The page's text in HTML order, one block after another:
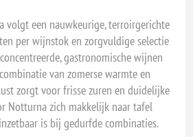
volgt een nauwkeurige, terroirgerichte
per wijnstok en zorgvuldige selectie
gastronomische wijnen
van zomerse warmte en
zorgt voor frisse zuren en duidelijke
Notturna zich makkelijk naar tafel
is bij gedurfde combinaties.